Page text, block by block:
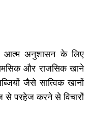
आत्म अनुशासन के लिए
और राजसिक खाने
जैसे सात्विक खानों
से परहेज करने से विचारों